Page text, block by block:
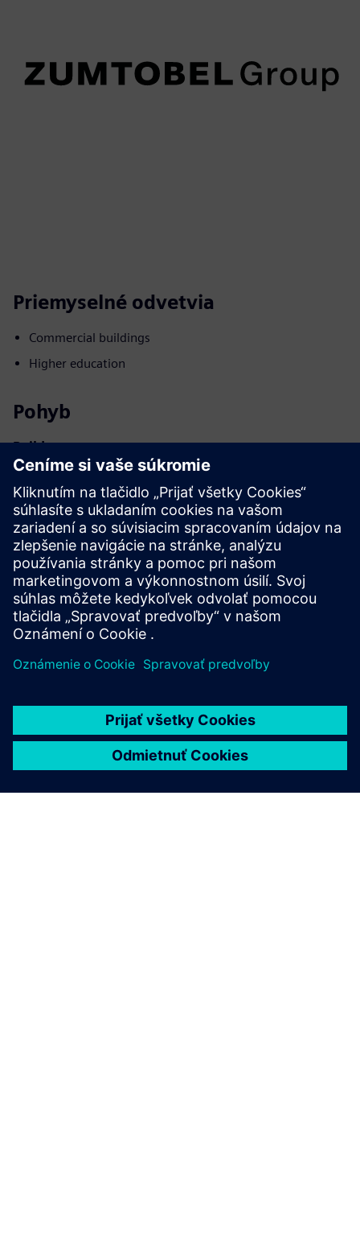
Priemyselné odvetvia
Commercial buildings
Higher education
Pohyb
Build
Rozširuje alebo nadväzuje na produkt/riešenie Siemens
Xcelerator, vytvorením nového produktu, alebo vytvára
nové zákaznícke riešenie integráciou produktu Siemens
Xcelerator a vlastného produktu
Sell
Predaj / spoločný predaj softvéru a digitálneho hardvéru
Siemens Xcelerator